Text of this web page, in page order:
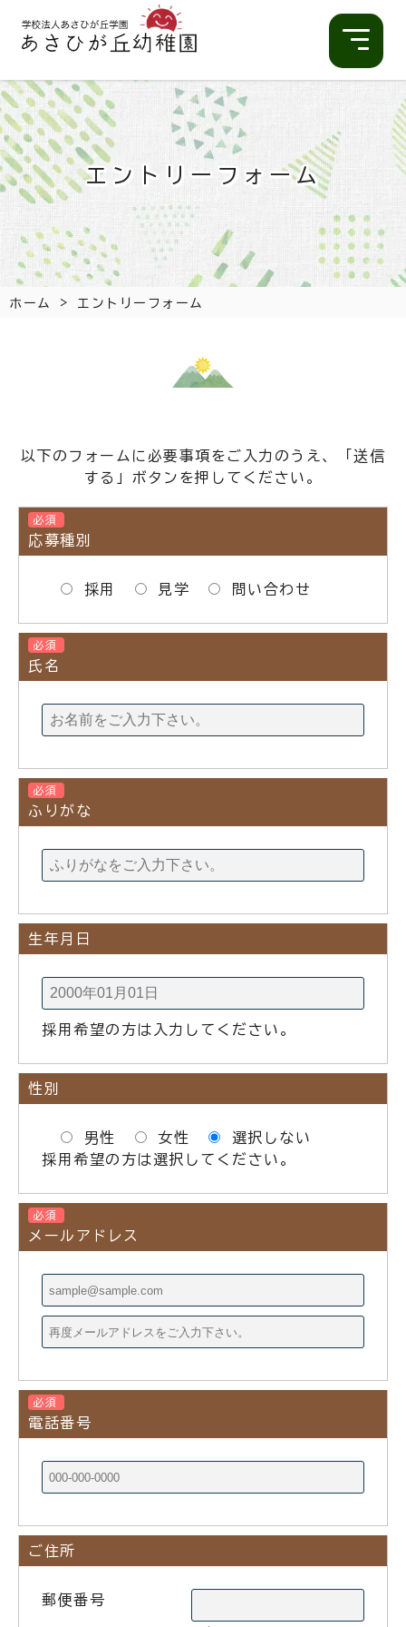
エントリーフォーム
ホーム > エントリーフォーム
以下のフォームに必要事項をご入力のうえ、「送信
する」ボタンを押してください。
必須
応募種別
採用 見学 問い合わせ
必須
氏名
必須
ふりがな
生年月日
採用希望の方は入力してください。
性別
男性 女性
選択しない
採用希望の方は選択してください。
必須
メールアドレス
必須
電話番号
ご住所
郵便番号